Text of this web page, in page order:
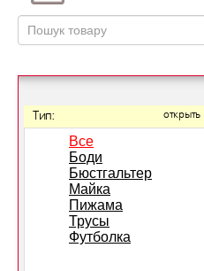
Тип: открыть
Все
Боди
Бюстгальтер
Майка
Пижама
Трусы
Футболка